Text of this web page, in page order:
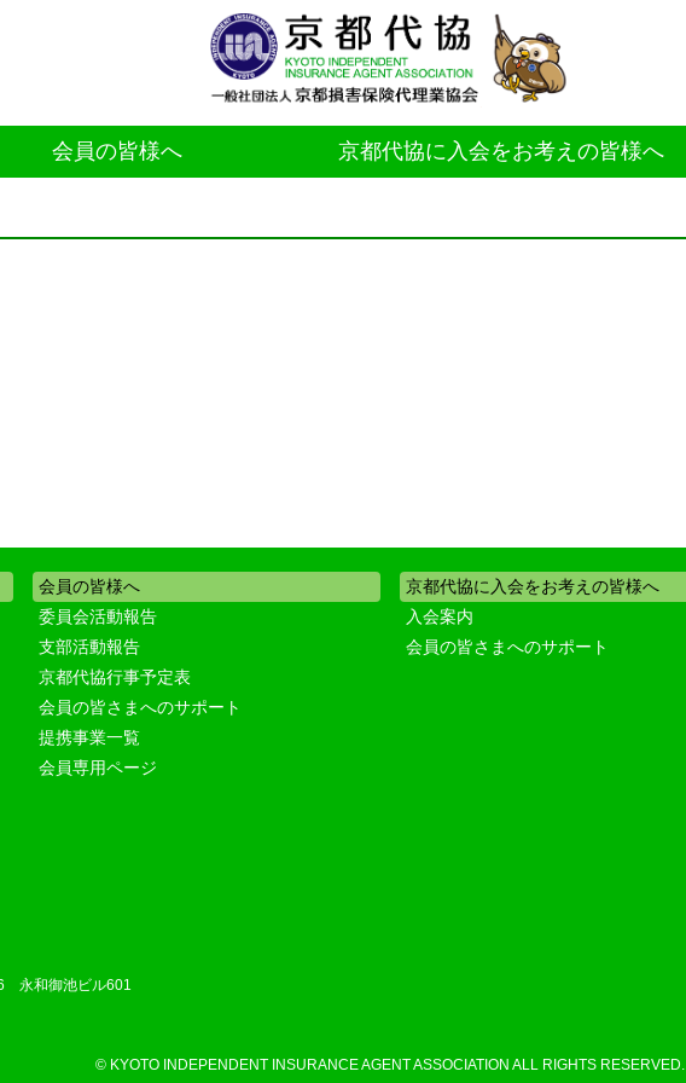
会員の皆様へ 京都代協に入会をお考えの皆様へ
会員の皆様へ
委員会活動報告
支部活動報告
京都代協行事予定表
会員の皆さまへのサポート
提携事業一覧
会員専用ページ
京都代協に入会をお考えの皆様へ
入会案内
会員の皆さまへのサポート
永和御池ビル601
© KYOTO INDEPENDENT INSURANCE AGENT ASSOCIATION ALL RIGHTS RESERVED.